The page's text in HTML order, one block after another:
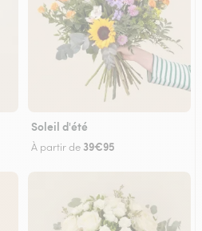
Soleil d'été
À partir de 39€95